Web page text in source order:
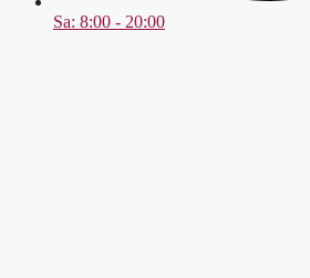
Sa: 8:00 - 20:00